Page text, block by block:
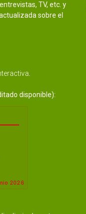
TV, etc. y
sobre el
disponible):